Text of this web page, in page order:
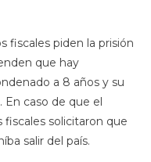
fiscales piden la prisión
que hay
a 8 años y su
En caso de que el
solicitaron que
salir del país.